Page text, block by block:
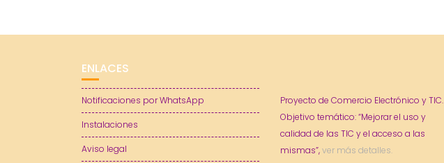
ENLACES
Notificaciones por WhatsApp
Instalaciones
Aviso legal
Proyecto de Comercio Electrónico y TIC.
Objetivo temático: “Mejorar el uso y
calidad de las TIC y el acceso a las
mismas”,ver más detalles.